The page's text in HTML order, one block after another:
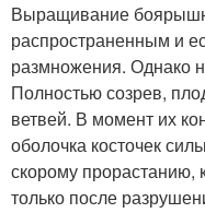
Выращивание
распространенным и
размножения. Однако
Полностью созрев,
ветвей. В момент их
оболочка косточек
скорому прорастанию,
только после